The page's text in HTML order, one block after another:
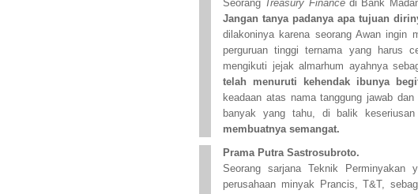
Seorang Treasury Financedi Bank
Jangan tanya padanya apa tujuan
dilakoninya karena seorang Awan ingin
perguruan tinggi ternama yang harus
mengikuti jejak almarhum ayahnya
telah menuruti kehendak ibunya
keadaan atas nama tanggung jawab
banyak yang tahu, di balik
membuatnya semangat.
Prama Putra Sastrosubroto.
Seorang sarjana Teknik
perusahaan minyak Prancis, T&T,